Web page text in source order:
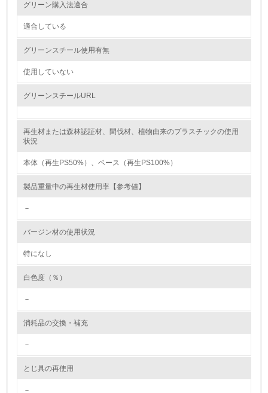
レベル2
5.
環境取り組み体制と成果を定期的に検証して次の活動に活
境対策を理解し、実践している
環境活動に関する規格やプログラムを導入している
グリーン購入法適合
適合している
グリーンスチール使用有無
使用していない
グリーンスチールURL
再生材または森林認証材、間伐材、植物由来のプラスチックの使用
状況
本体（再生PS50%）、ベース（再生PS100%）
製品重量中の再生材使用率【参考値】
－
バージン材の使用状況
特になし
白色度（％）
－
消耗品の交換・補充
－
とじ具の再使用
－